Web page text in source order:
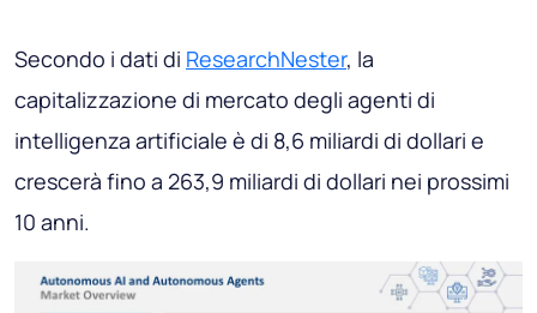
Secondo i dati di ResearchNester, la
capitalizzazione di mercato degli agenti di
intelligenza artificiale è di 8,6 miliardi di dollari e
crescerà fino a 263,9 miliardi di dollari nei prossimi
10 anni.